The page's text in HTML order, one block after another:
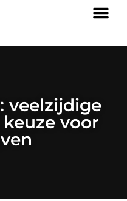
veelzijdige
voor